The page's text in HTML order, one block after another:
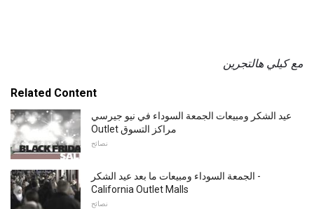
مع كيلي هالتجرين
Related Content
عيد الشكر ومبيعات الجمعة السوداء في نيو جيرسي
Outlet مراكز التسوق
نصائح
الجمعة السوداء ومبيعات ما بعد عيد الشكر -
California Outlet Malls
نصائح